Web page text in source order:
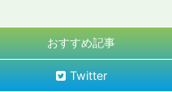
おすすめ記事
Twitter